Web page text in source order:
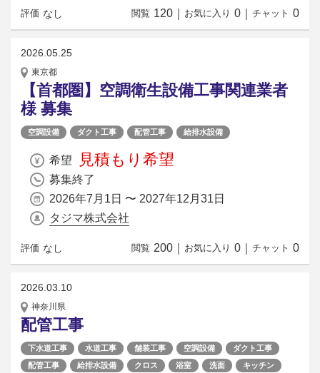
評価 なし 閲覧 120 お気に入り 0 チャット 0
2026.05.25
東京都
【首都圏】空調衛生設備工事関連業者
様 募集
空調設備 ダクト工事 配管工事 給排水設備
希望 見積もり希望
募集終了
2026年7月1日 〜 2027年12月31日
タジマ株式会社
評価 なし 閲覧 200 お気に入り 0 チャット 0
2026.03.10
神奈川県
配管工事
下水道工事 水道工事 舗装工事 空調設備
ダクト工事
配管工事
給排水設備 クロス 浴室 洗面
キッチン